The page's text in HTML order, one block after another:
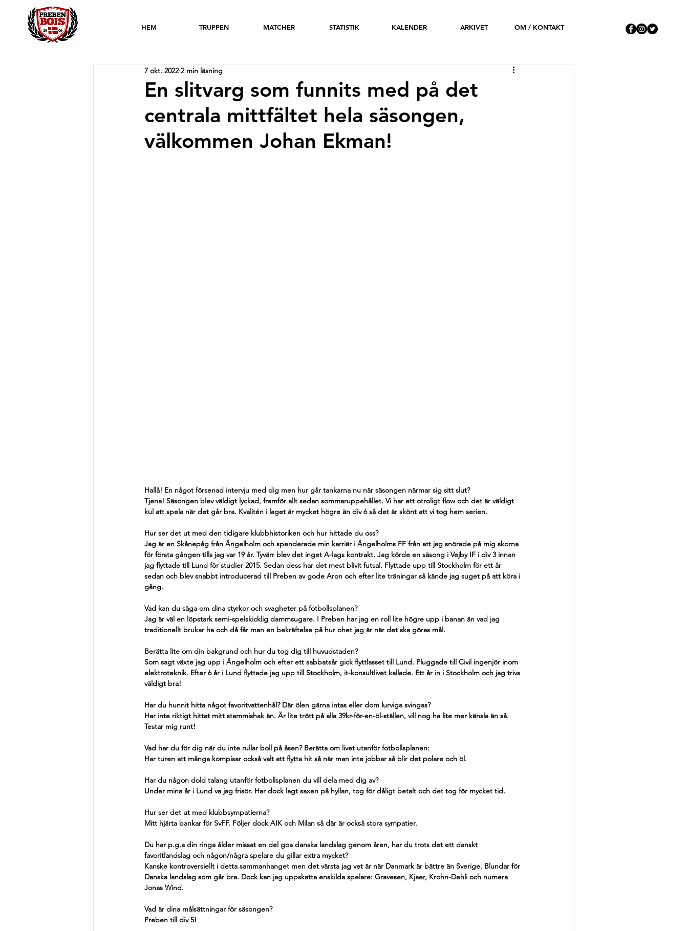
HEM TRUPPEN MATCHER STATISTIK KALENDER ARKIVET OM / KONTAKT
En slitvarg som funnits med på det
centrala mittfältet hela säsongen,
välkommen Johan Ekman!
7 okt. 2022 2 min läsning
Hallå! En något försenad intervju med dig men hur går tankarna nu när säsongen närmar sig sitt slut?
Tjena! Säsongen blev väldigt lyckad, framför allt sedan sommaruppehållet. Vi har ett otroligt flow och det är väldigt
kul att spela när det går bra. Kvalitén i laget är mycket högre än div 6 så det är skönt att vi tog hem serien.
Hur ser det ut med den tidigare klubbhistoriken och hur hittade du oss?
Jag är en Skånepåg från Ängelholm och spenderade min karriär i Ängelholms FF från att jag snörade på mig skorna
för första gången tills jag var 19 år. Tyvärr blev det inget A-lags kontrakt. Jag körde en säsong i Vejby IF i div 3 innan
jag flyttade till Lund för studier 2015. Sedan dess har det mest blivit futsal. Flyttade upp till Stockholm för ett år
sedan och blev snabbt introducerad till Preben av gode Aron och efter lite träningar så kände jag suget på att köra i
gång.
Vad kan du säga om dina styrkor och svagheter på fotbollsplanen?
Jag är väl en löpstark semi-spelskicklig dammsugare. I Preben har jag en roll lite högre upp i banan än vad jag
traditionellt brukar ha och då får man en bekräftelse på hur ohet jag är när det ska göras mål.
Berätta lite om din bakgrund och hur du tog dig till huvudstaden?
Som sagt växte jag upp i Ängelholm och efter ett sabbatsår gick flyttlasset till Lund. Pluggade till Civil ingenjör inom
elektroteknik. Efter 6 år i Lund flyttade jag upp till Stockholm, it-konsultlivet kallade. Ett år in i Stockholm och jag trivs
väldigt bra!
Har du hunnit hitta något favoritvattenhål? Där ölen gärna intas eller dom lurviga svingas?
Har inte riktigt hittat mitt stammishak än. Är lite trött på alla 39kr-för-en-öl-ställen, vill nog ha lite mer känsla än så.
Testar mig runt!
Vad har du för dig när du inte rullar boll på åsen? Berätta om livet utanför fotbollsplanen:
Har turen att många kompisar också valt att flytta hit så när man inte jobbar så blir det polare och öl.
Har du någon dold talang utanför fotbollsplanen du vill dela med dig av?
Under mina år i Lund va jag frisör. Har dock lagt saxen på hyllan, tog för dåligt betalt och det tog för mycket tid.
Hur ser det ut med klubbsympatierna?
Mitt hjärta bankar för SvFF. Följer dock AIK och Milan så där är också stora sympatier.
Du har p.g.a din ringa ålder missat en del goa danska landslag genom åren, har du trots det ett danskt
favoritlandslag och någon/några spelare du gillar extra mycket?
Kanske kontroversiellt i detta sammanhanget men det värsta jag vet är när Danmark är bättre än Sverige. Blundar för
Danska landslag som går bra. Dock kan jag uppskatta enskilda spelare: Gravesen, Kjaer, Krohn-Dehli och numera
Jonas Wind.
Vad är dina målsättningar för säsongen?
Preben till div 5!